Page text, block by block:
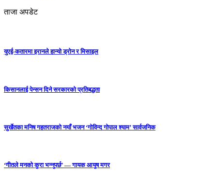
ताजा अपडेट
युएई-कतारमा इरानले हान्यो ड्रोन र मिसाइल
किसानलाई पेन्सन दिने सरकारको प्रतिबद्धता
सुर्खेतका मनिष गहतराजको नयाँ भजन ‘गोविन्द गोपाल श्याम’ सार्वजनिक
‘गीतले मनको कुरा भन्नुपर्छ’ — गायक आयुष मगर